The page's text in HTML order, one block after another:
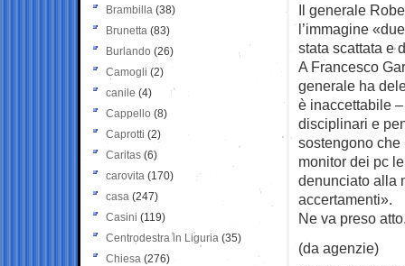
Il generale
l’immagine
stata scattata e
A Francesco
generale ha
è inaccettabile
disciplinari e
sostengono che
monitor dei pc
denunciato alla
accertamenti».
Ne va preso
(da agenzie)
Brambilla (38)
Brunetta (83)
Burlando (26)
Camogli (2)
canile (4)
Cappello (8)
Caprotti (2)
Caritas (6)
carovita (170)
casa (247)
Casini (119)
Centrodestra in Liguria (35)
Chiesa (276)